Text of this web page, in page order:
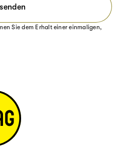
Sie dem Erhalt einer einmaligen,